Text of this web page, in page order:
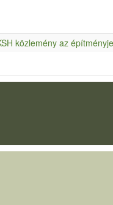
közlemény az